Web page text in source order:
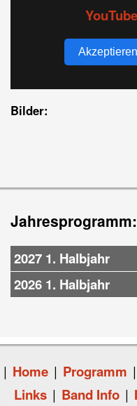
Bilder:
Jahresprogramm:
2027 1. Halbjahr
2026 1. Halbjahr
| Home | Programm |
Links | Band Info |